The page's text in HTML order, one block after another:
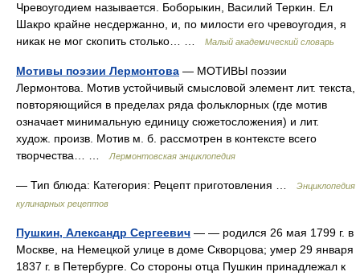
Чревоугодием называется. Боборыкин, Василий Теркин. Ел
Шакро крайне несдержанно, и, по милости его чревоугодия, я
никак не мог скопить столько… …
Малый академический словарь
Мотивы поэзии Лермонтова — МОТИВЫ поэзии
Лермонтова. Мотив устойчивый смысловой элемент лит. текста,
повторяющийся в пределах ряда фольклорных (где мотив
означает минимальную единицу сюжетосложения) и лит.
худож. произв. Мотив м. б. рассмотрен в контексте всего
творчества… …
Лермонтовская энциклопедия
— Тип блюда: Категория: Рецепт приготовления …
Энциклопедия
кулинарных рецептов
Пушкин, Александр Сергеевич — — родился 26 мая 1799 г. в
Москве, на Немецкой улице в доме Скворцова; умер 29 января
1837 г. в Петербурге. Со стороны отца Пушкин принадлежал к